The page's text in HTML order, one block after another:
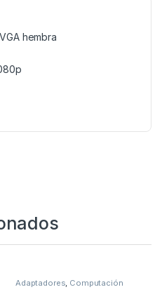
hembra
Adaptadores, Computación